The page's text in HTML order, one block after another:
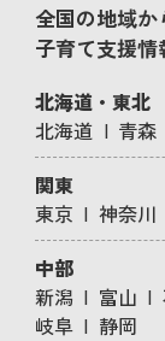
全国の地域か
子育て支援情
北海道・東北
北海道
青森
関東
東京
神奈川
中部
新潟
富山
岐阜
静岡